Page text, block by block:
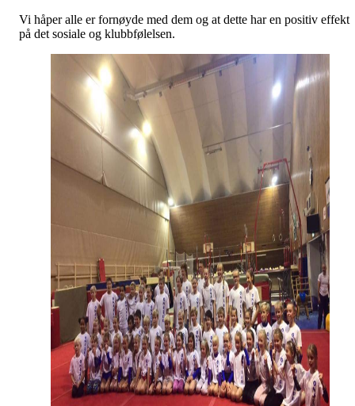
Vi håper alle er fornøyde med dem og at dette har en positiv effekt
på det sosiale og klubbfølelsen.